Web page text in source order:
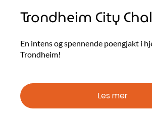
Trondheim City
En intens og spennende poengjakt i
Trondheim!
Les mer